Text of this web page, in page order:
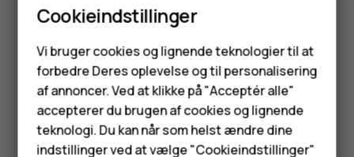
Smartphones
Feature-telefoner
Tilbehør
Tryk på Indstillinger>System> Dato og tid
24-timersformattil.
Synes du, dette var nyttigt?
Cookieindstillinger
Vi bruger cookies og lignende teknologier til at
forbedre Deres oplevelse og til personalisering
af annoncer. Ved at klikke på "Acceptér alle"
accepterer du brugen af cookies og lignende
teknologi. Du kan når som helst ændre dine
indstillinger ved at vælge "Cookieindstillinger"